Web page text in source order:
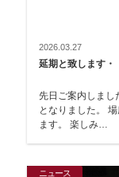
2026.03.27
延期と致します・
先日ご案内しま
となりました。 場所や日時に関しては、現在調整中となってい
ます。 楽しみ…
ニュース